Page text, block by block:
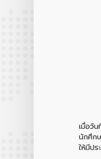
เมื่อวั
นักศึก
ให้มีป